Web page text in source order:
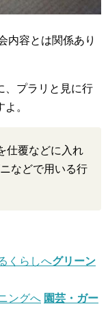
容とは関係あり
、プラリと見に行
。
仕覆などに入れ
などで用いる行
グリーン
園芸・ガー